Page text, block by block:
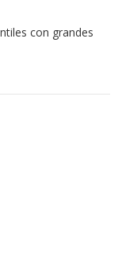
con grandes